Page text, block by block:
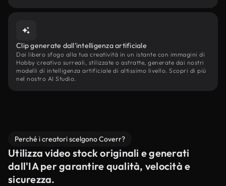
Clip generate dall'intelligenza artificiale
Dai libero sfogo alla tua creatività in un istante con immagini di
Hobby creativo surreali, stilizzate o astratte, generate dai nostri
modelli di intelligenza artificiale di altissimo livello. Scopri di più
nel nostro AI Studio.
Perché i creatori scelgono Coverr?
Utilizza video stock originali e generati
dall'IA per garantire qualità, velocità e
sicurezza.